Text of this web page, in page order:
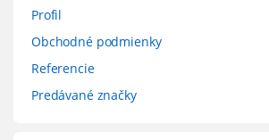
Profil
Obchodné podmienky
Referencie
Predávané značky